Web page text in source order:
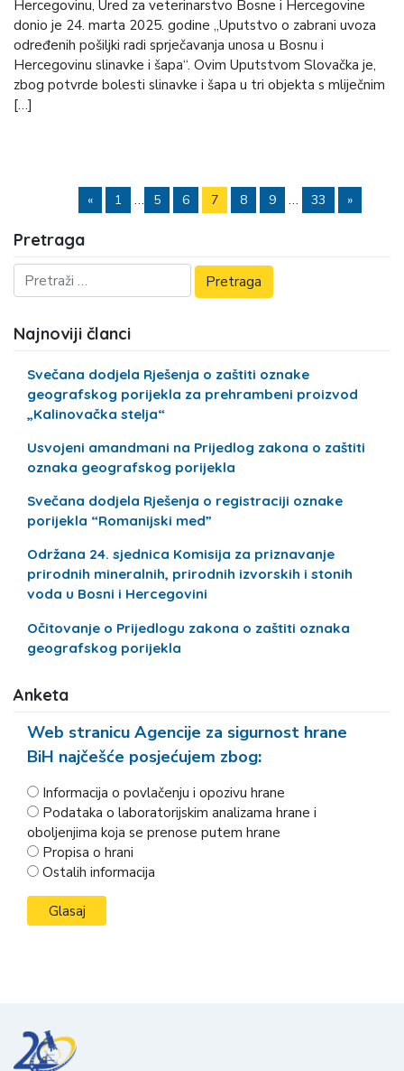
Hercegovinu, Ured za veterinarstvo Bosne i Hercegovine
donio je 24. marta 2025. godine „Uputstvo o zabrani uvoza
određenih pošiljki radi sprječavanja unosa u Bosnu i
Hercegovinu slinavke i šapa“. Ovim Uputstvom Slovačka je,
zbog potvrde bolesti slinavke i šapa u tri objekta s mliječnim
[…]
« 1 … 5 6 7 8 9 … 33 »
Pretraga
Najnoviji članci
Svečana dodjela Rješenja o zaštiti oznake
geografskog porijekla za prehrambeni proizvod
„Kalinovačka stelja“
Usvojeni amandmani na Prijedlog zakona o zaštiti
oznaka geografskog porijekla
Svečana dodjela Rješenja o registraciji oznake
porijekla “Romanijski med”
Održana 24. sjednica Komisija za priznavanje
prirodnih mineralnih, prirodnih izvorskih i stonih
voda u Bosni i Hercegovini
Očitovanje o Prijedlogu zakona o zaštiti oznaka
geografskog porijekla
Anketa
Web stranicu Agencije za sigurnost hrane
BiH najčešće posjećujem zbog:
Informacija o povlačenju i opozivu hrane
Podataka o laboratorijskim analizama hrane i
oboljenjima koja se prenose putem hrane
Propisa o hrani
Ostalih informacija